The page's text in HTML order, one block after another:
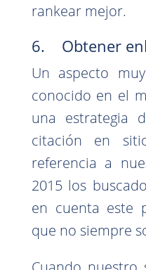
rankear mejor.
6. Obtener
Un aspecto
conocido en el
una estrategia
citación en
referencia a
2015 los
en cuenta este
que no siempre